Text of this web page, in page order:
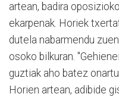
artean, badira
ekarpenak. Horiek
dutela nabarmendu
osoko bilkuran.
guztiak aho batez
Horien artean, adibide